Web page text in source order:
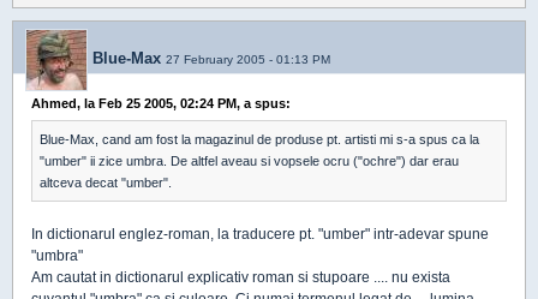
Blue-Max 27 February 2005 - 01:13 PM
Ahmed, la Feb 25 2005, 02:24 PM, a spus:
Blue-Max, cand am fost la magazinul de produse pt. artisti mi s-a spus ca la
"umber" ii zice umbra. De altfel aveau si vopsele ocru ("ochre") dar erau
altceva decat "umber".
In dictionarul englez-roman, la traducere pt. "umber" intr-adevar spune
"umbra"
Am cautat in dictionarul explicativ roman si stupoare .... nu exista